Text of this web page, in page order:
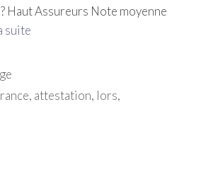
Haut Assureurs Note moyenne
suite
, attestation, lors,